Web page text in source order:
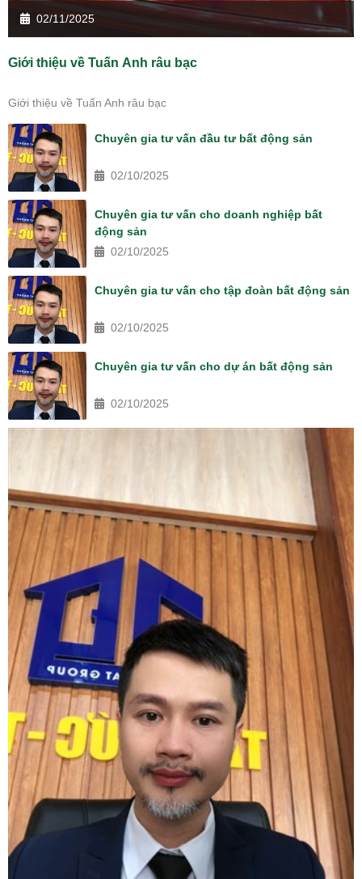
02/11/2025
Giới thiệu về Tuấn Anh râu bạc
Giới thiệu về Tuấn Anh râu bạc
Chuyên gia tư vấn đầu tư bất động sản
02/10/2025
Chuyên gia tư vấn cho doanh nghiệp bất
động sản
02/10/2025
Chuyên gia tư vấn cho tập đoàn bất động sản
02/10/2025
Chuyên gia tư vấn cho dự án bất động sản
02/10/2025